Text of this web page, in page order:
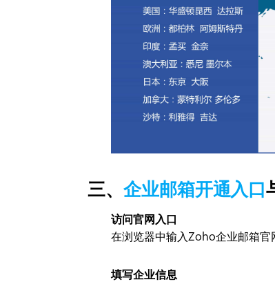
三、企业邮箱开通入口
访问官网入口
在浏览器中输入Zoho企业邮箱官
填写企业信息